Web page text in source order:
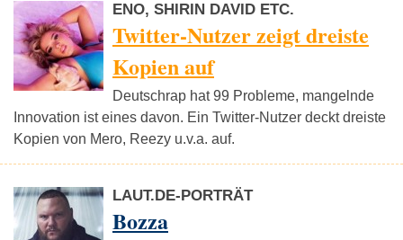
ENO, SHIRIN DAVID ETC.
Twitter-Nutzer zeigt dreiste
Kopien auf
Deutschrap hat 99 Probleme, mangelnde
Innovation ist eines davon. Ein Twitter-Nutzer deckt dreiste
Kopien von Mero, Reezy u.v.a. auf.
LAUT.DE-PORTRÄT
Bozza